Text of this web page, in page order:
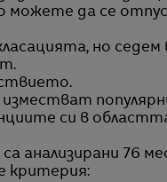
можете да се
но седем
си в
са анализирани 76
критерия: